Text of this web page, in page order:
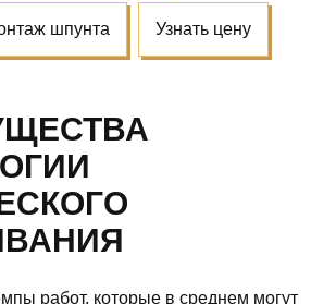
шпунта Узнать цену
работ, которые в среднем могут